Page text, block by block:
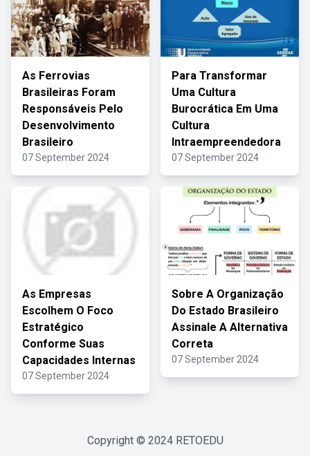
As Ferrovias
Brasileiras Foram
Responsáveis Pelo
Desenvolvimento
Brasileiro
07 September 2024
Para Transformar
Uma Cultura
Burocrática Em Uma
Cultura
Intraempreendedora
07 September 2024
As Empresas
Escolhem O Foco
Estratégico
Conforme Suas
Capacidades Internas
07 September 2024
Sobre A Organização
Do Estado Brasileiro
Assinale A Alternativa
Correta
07 September 2024
Copyright © 2024 RETOEDU